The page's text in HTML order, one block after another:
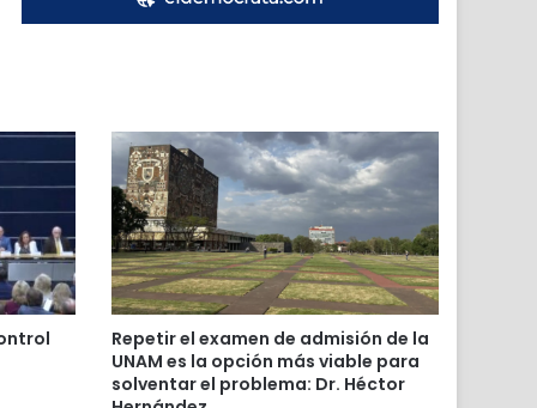
Repetir el examen de admisión de la
UNAM es la opción más viable para
solventar el problema: Dr. Héctor